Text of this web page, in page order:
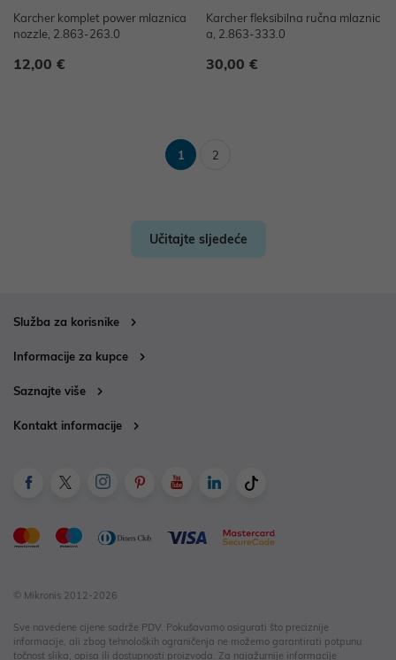
Karcher komplet power mlaznica
nozzle, 2.863-263.0
12,00 €
Karcher fleksibilna ručna mlaznic
a, 2.863-333.0
30,00 €
1 2
Učitajte sljedeće
Služba za korisnike
Informacije za kupce
Saznajte više
Kontakt informacije
© Mikronis 2012-2026
Sve navedene cijene sadrže PDV. Pokušavamo osigurati što preciznije
informacije, ali zbog tehnoloških ograničenja ne možemo garantirati potpunu
točnost slika, opisa ili dostupnosti proizvoda. Za najažurnije informacije